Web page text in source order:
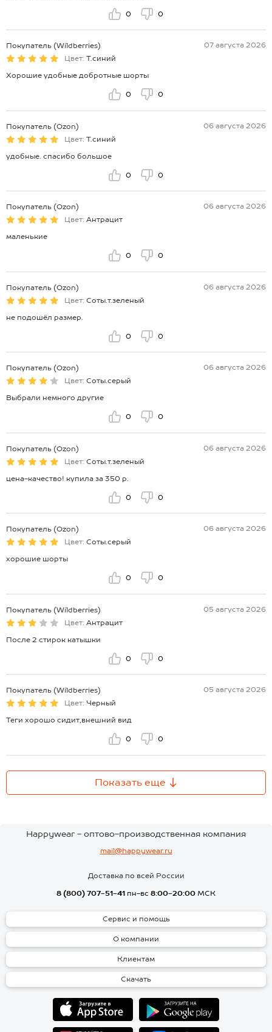
0 0
Покупатель (Wildberries)
07 августа 2026
Цвет: Т.синий
Хорошие удобные добротные шорты
0 0
Покупатель (Ozon)
06 августа 2026
Цвет: Т.синий
удобные. спасибо большое
0 0
Покупатель (Ozon)
06 августа 2026
Цвет: Антрацит
маленькие
0 0
Покупатель (Ozon)
06 августа 2026
Цвет: Соты.т.зеленый
не подошёл размер.
0 0
Покупатель (Ozon)
06 августа 2026
Цвет: Соты.серый
Выбрали немного другие
0 0
Покупатель (Ozon)
06 августа 2026
Цвет: Соты.т.зеленый
цена-качество! купила за 350 р.
0 0
Покупатель (Ozon)
06 августа 2026
Цвет: Соты.серый
хорошие шорты
0 0
Покупатель (Wildberries)
05 августа 2026
Цвет: Антрацит
После 2 стирок катышки
0 0
Покупатель (Wildberries)
05 августа 2026
Цвет: Черный
Теги хорошо сидит,внешний вид
0 0
Показать еще
Happywear - оптово-производственная компания
mail@happywear.ru
Доставка по всей России
8 (800) 707-51-41 пн-вс 8:00-20:00 МСК
Сервис и помощь
О компании
Клиентам
Скачать